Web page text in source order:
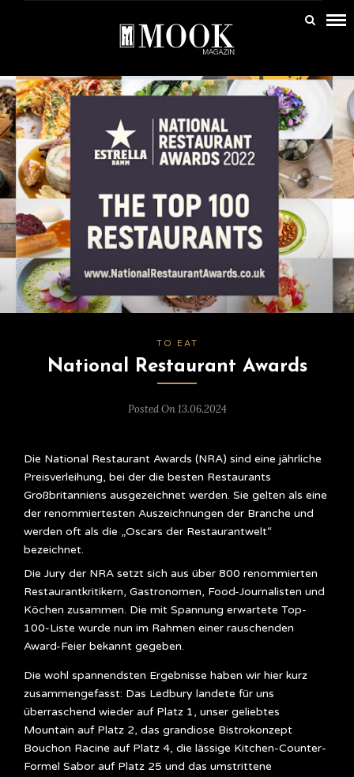
TO EAT
National Restaurant Awards
Posted On 13.06.2024
Die National Restaurant Awards (NRA) sind eine jährliche
Preisverleihung, bei der die besten Restaurants
Großbritanniens ausgezeichnet werden. Sie gelten als eine
der renommiertesten Auszeichnungen der Branche und
werden oft als die „Oscars der Restaurantwelt“
bezeichnet.
Die Jury der NRA setzt sich aus über 800 renommierten
Restaurantkritikern, Gastronomen, Food-Journalisten und
Köchen zusammen. Die mit Spannung erwartete Top-
100-Liste wurde nun im Rahmen einer rauschenden
Award-Feier bekannt gegeben.
Die wohl spannendsten Ergebnisse haben wir hier kurz
zusammengefasst: Das Ledbury landete für uns
überraschend wieder auf Platz 1, unser geliebtes
Mountain auf Platz 2, das grandiose Bistrokonzept
Bouchon Racine auf Platz 4, die lässige Kitchen-Counter-
Formel Sabor auf Platz 25 und das umstrittene